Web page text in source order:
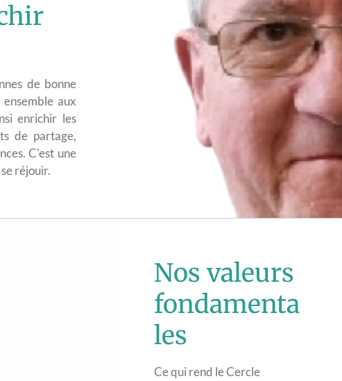
de bonne
aux
enrichir les
de partage,
C'est une
réjouir.
Nos valeurs
fondamenta
les
Ce qui rend le Cercle